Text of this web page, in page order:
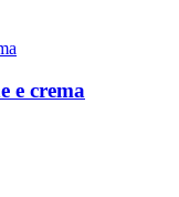
e crema